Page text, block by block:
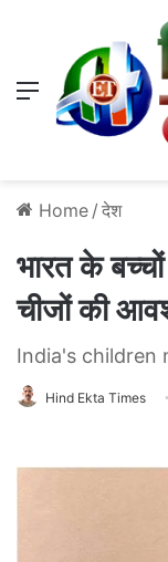
Menu
Home / देश
भारत के
चीजों की
India's children
Hind Ekta Times